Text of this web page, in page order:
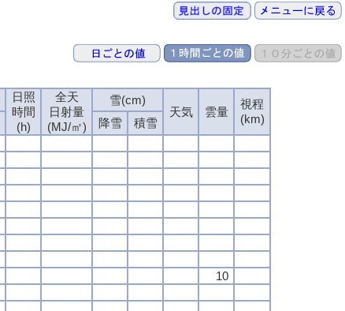
日照
時間
(h)
全天
日射量
(MJ/㎡)
雪(cm)
天気
雲量
視程
(km)
降雪
積雪
10